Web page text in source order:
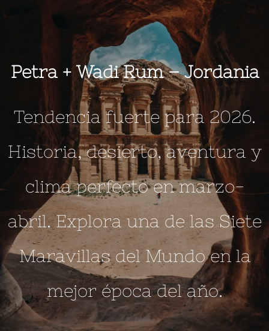
Petra + Wadi Rum –Jordania
Tendencia fuerte para 2026.
Historia, desierto, aventura y
clima perfecto en marzo-
abril. Explora una de las Siete
Maravillas del Mundo en la
mejor época del año.